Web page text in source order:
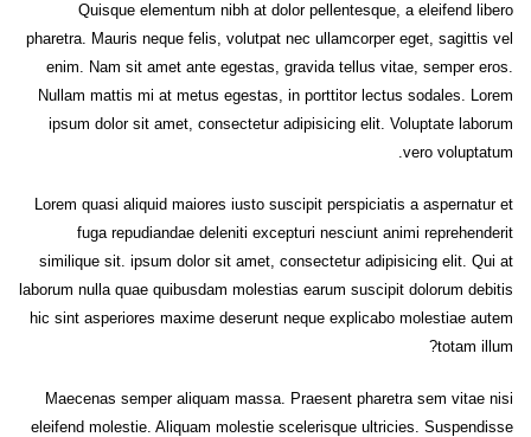
Quisque elementum nibh at dolor pellentesque, a eleifend libero
pharetra. Mauris neque felis, volutpat nec ullamcorper eget, sagittis vel
enim. Nam sit amet ante egestas, gravida tellus vitae, semper eros.
Nullam mattis mi at metus egestas, in porttitor lectus sodales. Lorem
ipsum dolor sit amet, consectetur adipisicing elit. Voluptate laborum
vero voluptatum.
Lorem quasi aliquid maiores iusto suscipit perspiciatis a aspernatur et
fuga repudiandae deleniti excepturi nesciunt animi reprehenderit
similique sit. ipsum dolor sit amet, consectetur adipisicing elit. Qui at
laborum nulla quae quibusdam molestias earum suscipit dolorum debitis
hic sint asperiores maxime deserunt neque explicabo molestiae autem
totam illum?
Maecenas semper aliquam massa. Praesent pharetra sem vitae nisi
eleifend molestie. Aliquam molestie scelerisque ultricies. Suspendisse